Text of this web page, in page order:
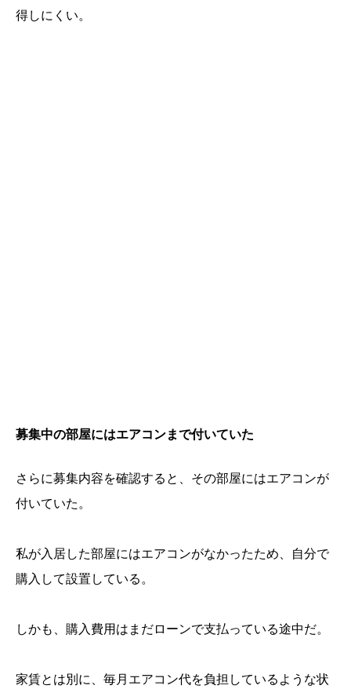
得しにくい。
募集中の部屋にはエアコンまで付いていた
さらに募集内容を確認すると、その部屋にはエアコンが
付いていた。
私が入居した部屋にはエアコンがなかったため、自分で
購入して設置している。
しかも、購入費用はまだローンで支払っている途中だ。
家賃とは別に、毎月エアコン代を負担しているような状